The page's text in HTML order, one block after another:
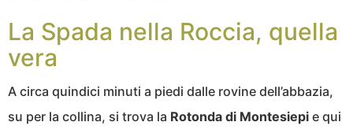
La Spada nella Roccia, quella
vera
A circa quindici minuti a piedi dalle rovine dell’abbazia,
su per la collina, si trova la Rotonda di Montesiepi e qui